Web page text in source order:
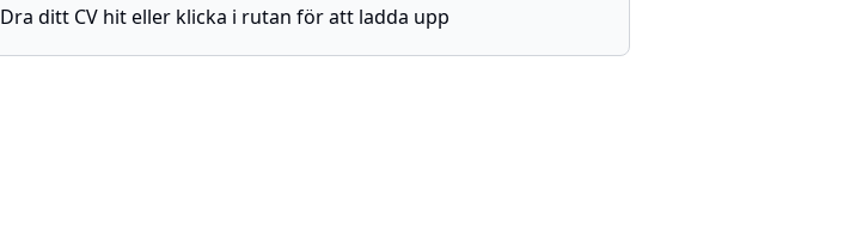
Dra ditt CV hit eller klicka i rutan för att ladda upp